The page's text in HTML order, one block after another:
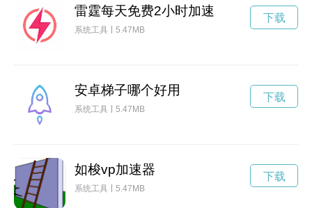
雷霆每天免费2小时加速
系统工具 5.47MB
下载
安卓梯子哪个好用
系统工具 5.47MB
下载
如梭vp加速器
系统工具 5.47MB
下载